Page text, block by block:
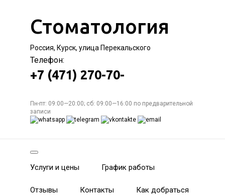
Стоматология
Россия, Курск, улица Перекальского
Телефон:
+7 (471) 270-70-
Пн-пт: 09:00—20:00; сб: 09:00—16:00 по предварительной
записи
Услуги и цены График работы
Отзывы Контакты Как добраться